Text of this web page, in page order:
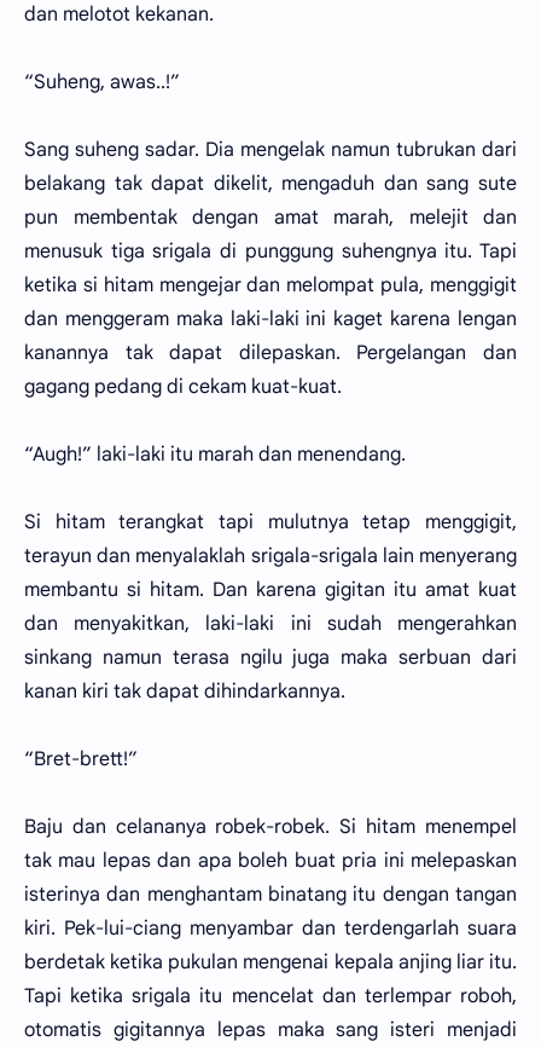
dan melotot kekanan.
“Suheng, awas..!”
Sang suheng sadar. Dia mengelak namun tubrukan dari
belakang tak dapat dikelit, mengaduh dan sang sute
pun membentak dengan amat marah, melejit dan
menusuk tiga srigala di punggung suhengnya itu. Tapi
ketika si hitam mengejar dan melompat pula, menggigit
dan menggeram maka laki-laki ini kaget karena lengan
kanannya tak dapat dilepaskan. Pergelangan dan
gagang pedang di cekam kuat-kuat.
“Augh!” laki-laki itu marah dan menendang.
Si hitam terangkat tapi mulutnya tetap menggigit,
terayun dan menyalaklah srigala-srigala lain menyerang
membantu si hitam. Dan karena gigitan itu amat kuat
dan menyakitkan, laki-laki ini sudah mengerahkan
sinkang namun terasa ngilu juga maka serbuan dari
kanan kiri tak dapat dihindarkannya.
“Bret-brett!”
Baju dan celananya robek-robek. Si hitam menempel
tak mau lepas dan apa boleh buat pria ini melepaskan
isterinya dan menghantam binatang itu dengan tangan
kiri. Pek-lui-ciang menyambar dan terdengarlah suara
berdetak ketika pukulan mengenai kepala anjing liar itu.
Tapi ketika srigala itu mencelat dan terlempar roboh,
otomatis gigitannya lepas maka sang isteri menjadi